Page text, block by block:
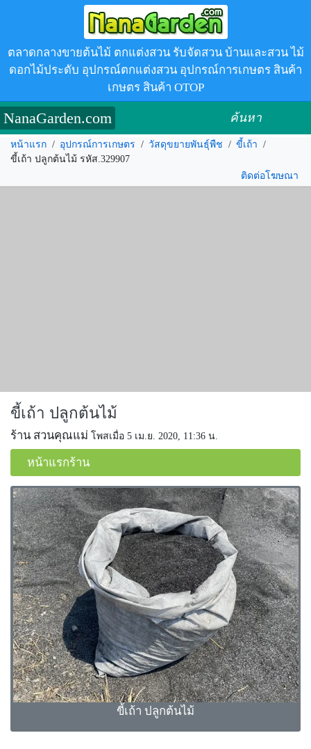
ตลาดกลางขายต้นไม้ ตกแต่งสวน รับจัดสวน บ้านและสวน ไม้
ดอกไม้ประดับ อุปกรณ์ตกแต่งสวน อุปกรณ์การเกษตร สินค้า
เกษตร สินค้า OTOP
NanaGarden.com ค้นหา
หน้าแรก / อุปกรณ์การเกษตร / วัสดุขยายพันธุ์พืช / ขี้เถ้า /
ขี้เถ้า ปลูกต้นไม้ รหัส.329907
ติดต่อโฆษณา
ขี้เถ้า ปลูกต้นไม้
ร้าน สวนคุณแม่ โพสเมื่อ 5 เม.ย. 2020, 11:36 น.
หน้าแรกร้าน
ขี้เถ้า ปลูกต้นไม้